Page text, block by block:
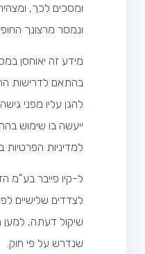
ומסכים לכך,
ונמסר מרצונך
מידע זה יאוחסן
בהתאם לדרישות
להגן עליו מפני
ייעשה בו שימוש
למדיניות הפרטיות
ל-קיו פייבר בע"מ
לצדדים שלישיים
שיקול דעתה, למען
שנדרש על פי חוק.